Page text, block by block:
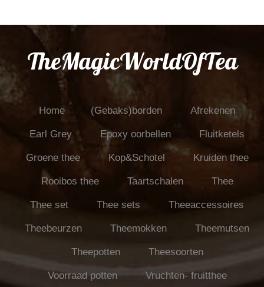
TheMagicWorldOfTea
Home (Gebaks)borden Afrekenen
Earl Grey Epoxy oorbellen Fluitketels
Groene thee Kop&Schotel Kruiden thee
Rooibos thee Taartschalen Thee
Thee set Thee sets Theeaccessoires
Theebeurzen Theemokken Theemutsen
Theepotten Theesoorten
Voorraad potten Vruchten- fruitthee